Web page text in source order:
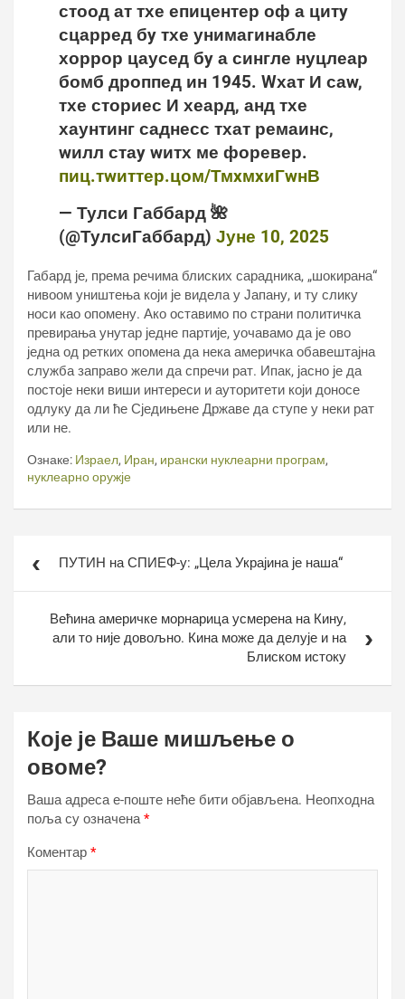
стоод ат тхе епицентер оф а цитy
сцарред бy тхе унимагинабле
хоррор цаусед бy а сингле нуцлеар
бомб дроппед ин 1945. Wхат И саw,
тхе сториес И хеард, анд тхе
хаунтинг саднесс тхат ремаинс,
wилл стаy wитх ме форевер.
пиц.тwиттер.цом/ТмxмxиГwнВ
— Тулси Габбард 🌺
(@ТулсиГаббард) Јуне 10, 2025
Габард је, према речима блиских сарадника, „шокирана“
нивоом уништења који је видела у Јапану, и ту слику
носи као опомену. Ако оставимо по страни политичка
превирања унутар једне партије, уочавамо да је ово
једна од ретких опомена да нека америчка обавештајна
служба заправо жели да спречи рат. Ипак, јасно је да
постоје неки виши интереси и ауторитети који доносе
одлуку да ли ће Сједињене Државе да ступе у неки рат
или не.
Ознаке: Израел, Иран, ирански нуклеарни програм,
нуклеарно оружје
чланкаПУТИН на СПИЕФ-у: „Цела Украјина је наша“
Већина америчке морнарица усмерена на Кину,
али то није довољно. Кина може да делује и на
Блиском истоку
Које је Ваше мишљење о
овоме?
Ваша адреса е-поште неће бити објављена. Неопходна
поља су означена*
Коментар *